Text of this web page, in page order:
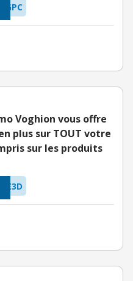
GPC
Voghion vous offre
plus sur TOUT votre
sur les produits
E3D